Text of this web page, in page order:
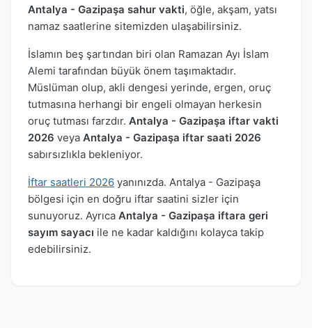
Antalya - Gazipaşa sahur vakti, öğle, akşam, yatsı
namaz saatlerine sitemizden ulaşabilirsiniz.
İslamın beş şartından biri olan Ramazan Ayı İslam
Alemi tarafından büyük önem taşımaktadır.
Müslüman olup, akli dengesi yerinde, ergen, oruç
tutmasına herhangi bir engeli olmayan herkesin
oruç tutması farzdır. Antalya - Gazipaşa iftar vakti
2026 veya Antalya - Gazipaşa iftar saati 2026
sabırsızlıkla bekleniyor.
İftar saatleri 2026 yanınızda. Antalya - Gazipaşa
bölgesi için en doğru iftar saatini sizler için
sunuyoruz. Ayrıca Antalya - Gazipaşa iftara geri
sayım sayacı ile ne kadar kaldığını kolayca takip
edebilirsiniz.